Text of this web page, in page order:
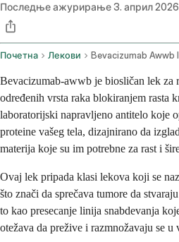
Последње ажурирање3. април
Почетна Лекови
Bevacizumab-awwb je biosličan lek za
određenih vrsta raka blokiranjem rasta
laboratorijski napravljeno antitelo koje
proteine vašeg tela, dizajnirano da
materija koje su im potrebne za rast i
Ovaj lek pripada klasi lekova koji se
što znači da sprečava tumore da
to kao presecanje linija snabdevanja
otežava da prežive i razmnožavaju se u